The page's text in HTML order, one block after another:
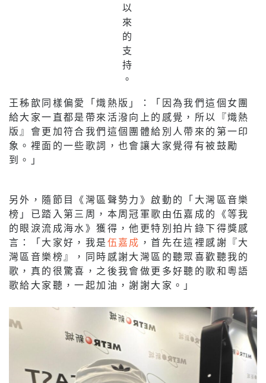
以
來
的
支
持
。
王秭歆同樣偏愛「熾熱版」：「因為我們這個女團
給大家一直都是帶來活潑向上的感覺，所以『熾熱
版』會更加符合我們這個團體給別人帶來的第一印
象。裡面的一些歌詞，也會讓大家覺得有被鼓勵
到。」
另外，隨節目《灣區聲勢力》啟動的「大灣區音樂
榜」已踏入第三周，本周冠軍歌由伍嘉成的《等我
的眼淚流成海水》獲得，他更特別拍片錄下得獎感
言：「大家好，我是 伍嘉成 ，首先在這裡感謝『大
灣區音樂榜』，同時感謝大灣區的聽眾喜歡聽我的
歌，真的很驚喜，之後我會做更多好聽的歌和粵語
歌給大家聽，一起加油，謝謝大家。」